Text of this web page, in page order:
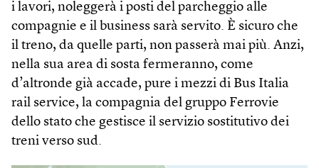
i lavori, noleggerà i posti del parcheggio alle
compagnie e il business sarà servito. È sicuro che
il treno, da quelle parti, non passerà mai più. Anzi,
nella sua area di sosta fermeranno, come
d’altronde già accade, pure i mezzi di Bus Italia
rail service, la compagnia del gruppo Ferrovie
dello stato che gestisce il servizio sostitutivo dei
treni verso sud.